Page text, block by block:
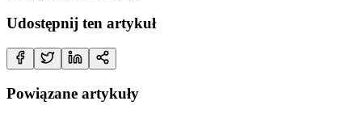
Udostępnij ten artykuł
Powiązane artykuły